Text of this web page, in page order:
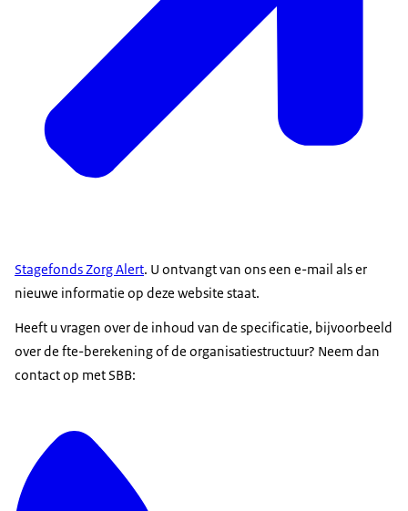
Stagefonds Zorg Alert. U ontvangt van ons een e-mail als er
nieuwe informatie op deze website staat.
Heeft u vragen over de inhoud van de specificatie, bijvoorbeeld
over de fte-berekening of de organisatiestructuur? Neem dan
contact op met SBB: